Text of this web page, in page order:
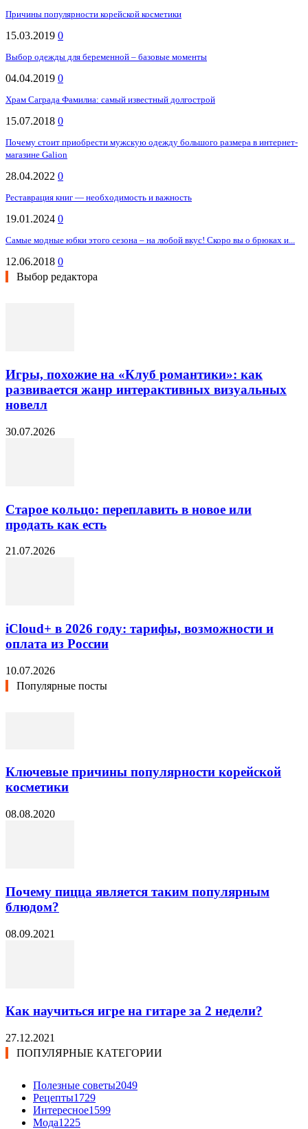
Причины популярности корейской косметики
15.03.2019 0
Выбор одежды для беременной – базовые моменты
04.04.2019 0
Храм Саграда Фамилиа: самый известный долгострой
15.07.2018 0
Почему стоит приобрести мужскую одежду большого размера в интернет-
магазине Galion
28.04.2022 0
Реставрация книг — необходимость и важность
19.01.2024 0
Самые модные юбки этого сезона – на любой вкус! Скоро вы о брюках и...
12.06.2018 0
Выбор редактора
Игры, похожие на «Клуб романтики»: как
развивается жанр интерактивных визуальных
новелл
30.07.2026
Старое кольцо: переплавить в новое или
продать как есть
21.07.2026
iCloud+ в 2026 году: тарифы, возможности и
оплата из России
10.07.2026
Популярные посты
Ключевые причины популярности корейской
косметики
08.08.2020
Почему пицца является таким популярным
блюдом?
08.09.2021
Как научиться игре на гитаре за 2 недели?
27.12.2021
ПОПУЛЯРНЫЕ КАТЕГОРИИ
Полезные советы2049
Рецепты1729
Интересное1599
Мода1225